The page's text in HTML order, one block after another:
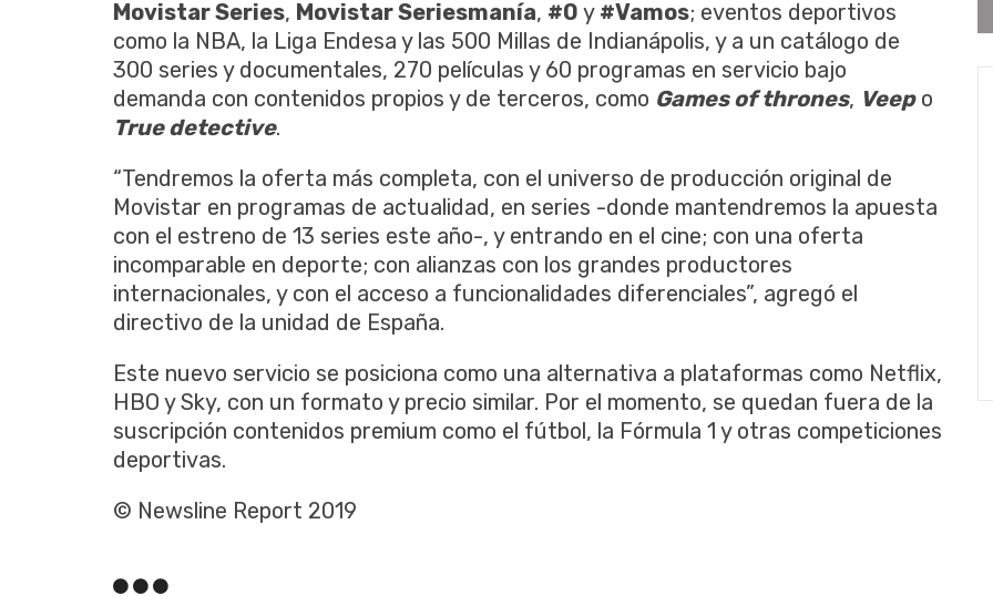
Movistar Series, Movistar Seriesmanía, #0 y #Vamos; eventos deportivos
como la NBA, la Liga Endesa y las 500 Millas de Indianápolis, y a un catálogo de
300 series y documentales, 270 películas y 60 programas en servicio bajo
demanda con contenidos propios y de terceros, como Games of thrones, Veepo
True detective.
“Tendremos la oferta más completa, con el universo de producción original de
Movistar en programas de actualidad, en series -donde mantendremos la apuesta
con el estreno de 13 series este año-, y entrando en el cine; con una oferta
incomparable en deporte; con alianzas con los grandes productores
internacionales, y con el acceso a funcionalidades diferenciales”, agregó el
directivo de la unidad de España.
Este nuevo servicio se posiciona como una alternativa a plataformas como Netflix,
HBO y Sky, con un formato y precio similar. Por el momento, se quedan fuera de la
suscripción contenidos premium como el fútbol, la Fórmula 1 y otras competiciones
deportivas.
© Newsline Report 2019